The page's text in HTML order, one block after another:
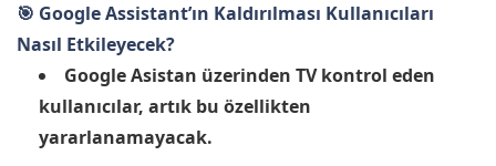
🎯 Google Assistant’ın Kaldırılması Kullanıcıları
Nasıl Etkileyecek?
Google Asistan üzerinden TV kontrol eden
kullanıcılar, artık bu özellikten
yararlanamayacak.